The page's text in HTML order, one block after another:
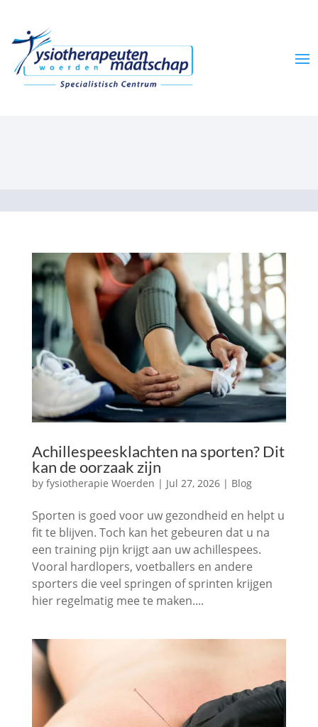
Achillespeesklachten na sporten? Dit
kan de oorzaak zijn
by fysiotherapie Woerden | Jul 27, 2026| Blog
Sporten is goed voor uw gezondheid en helpt u
fit te blijven. Toch kan het gebeuren dat u na
een training pijn krijgt aan uw achillespees.
Vooral hardlopers, voetballers en andere
sporters die veel springen of sprinten krijgen
hier regelmatig mee te maken....